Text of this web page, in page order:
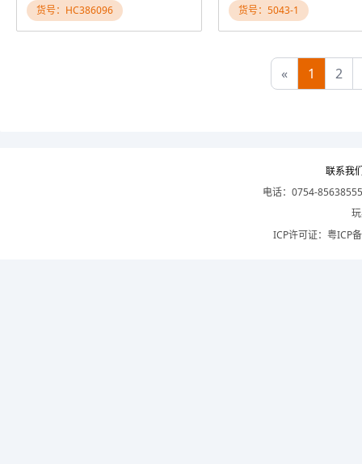
货号：HC386096 货号：5043-1
« 1 2
联系我
电话：0754-
ICP许可证： 粤ICP